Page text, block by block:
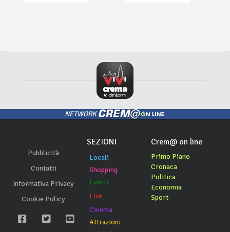
NETWORK
Pubblicità
Contatti
Informativa Privacy
Cookie Policy
SEZIONI
Locali
Shopping
Eventi
Live
Cinema
Attrazioni
Crem@ on line
Primo Piano
Cronaca
Politica
Economia
Sport